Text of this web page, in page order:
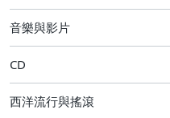
音樂與影片
CD
西洋流行與搖滾